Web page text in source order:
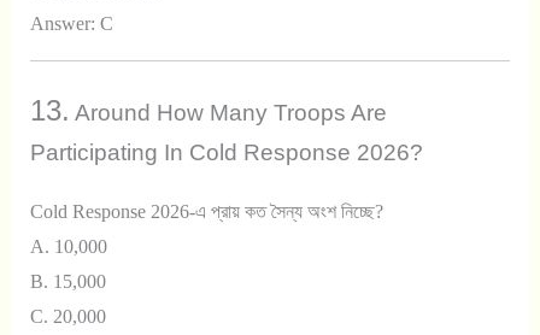
Answer: C
13. Around How Many Troops Are
Participating In Cold Response 2026?
Cold Response 2026-এ প্রায় কত সৈন্য অংশ নিচ্ছে?
A. 10,000
B. 15,000
C. 20,000